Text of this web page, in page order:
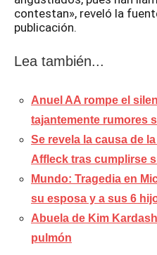
contestan», reveló la
publicación.
Lea también...
Anuel AA rompe el
tajantemente rumores
Se revela la causa de
Affleck tras cumplirse
Mundo: Tragedia en
su esposa y a sus 6
Abuela de Kim
pulmón